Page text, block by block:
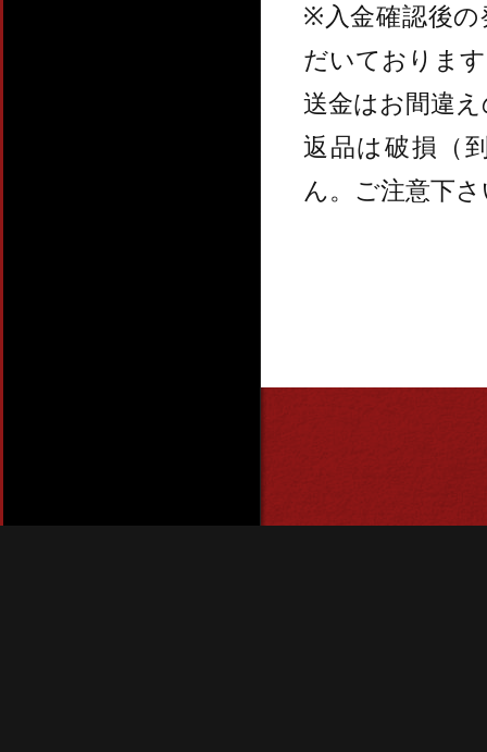
※入金確認後
だいておりま
送金はお間違
返品は破損（
ん。ご注意